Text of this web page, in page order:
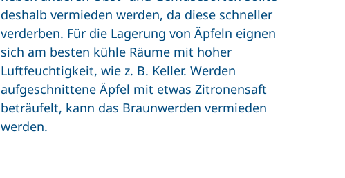
deshalb vermieden werden, da diese schneller
verderben. Für die Lagerung von Äpfeln eignen
sich am besten kühle Räume mit hoher
Luftfeuchtigkeit, wie z. B. Keller. Werden
aufgeschnittene Äpfel mit etwas Zitronensaft
beträufelt, kann das Braunwerden vermieden
werden.